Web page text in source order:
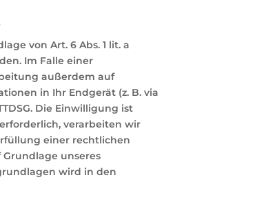
von Art. 6 Abs. 1 lit. a
Im Falle einer
außerdem auf
in Ihr Endgerät (z. B. via
Die Einwilligung ist
verarbeiten wir
einer rechtlichen
unseres
wird in den